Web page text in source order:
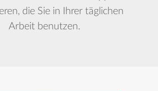
die Sie in Ihrer täglichen
Arbeit benutzen.